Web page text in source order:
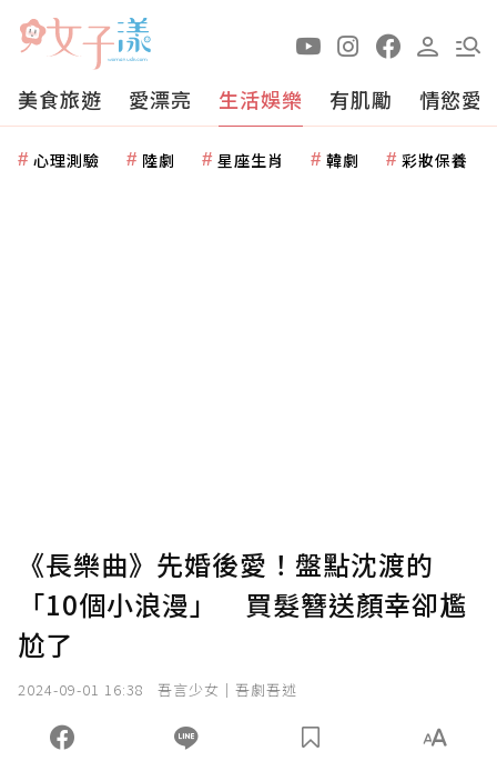
美食旅遊 愛漂亮 生活娛樂 有肌勵 情慾愛
心理測驗 陸劇 星座生肖 韓劇 彩妝保養
《長樂曲》先婚後愛！盤點沈渡的
「10個小浪漫」 買髮簪送顏幸卻尷
尬了
2024-09-01 16:38 吾言少女｜吾劇吾述